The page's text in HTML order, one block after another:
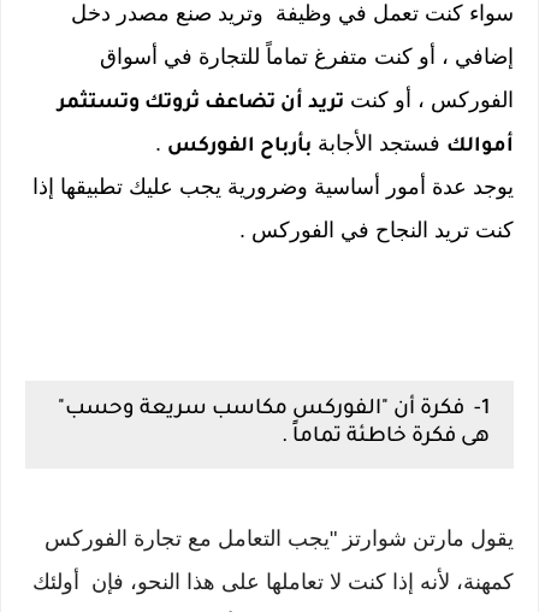
سواء كنت تعمل في وظيفة وتريد صنع مصدر دخل
إضافي ، أو كنت متفرغ تماماً للتجارة في أسواق
الفوركس ، أو كنت تريد أن تضاعف ثروتك وتستثمر
أموالك فستجد الأجابة بأرباح الفوركس .
يوجد عدة أمور أساسية وضرورية يجب عليك تطبيقها إذا
كنت تريد النجاح في الفوركس .
1- فكرة أن "الفوركس مكاسب سريعة وحسب"
هى فكرة خاطئة تماماً .
يقول مارتن شوارتز "يجب التعامل مع تجارة الفوركس
كمهنة، لأنه إذا كنت لا تعاملها على هذا النحو، فإن أولئك